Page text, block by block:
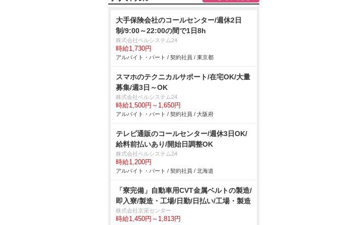
大手保険会社のコールセンター/週休2日
制/9:00～22:00の間で1日8h
株式会社ベルシステム24
時給1,730円
アルバイト・パート / 契約社員 / 東京都
スマホのテクニカルサポート/在宅OK/大量
募集/週3日～OK
株式会社ベルシステム24
時給1,500円～1,650円
アルバイト・パート / 契約社員 / 大阪府
テレビ通販のコールセンター/週休3日OK/
給料前払いあり/開始日調整OK
株式会社ベルシステム24
時給1,200円
アルバイト・パート / 契約社員 / 北海道
「寮完備」自動車用CVT金属ベルトの製造/
即入寮/製造・工場/日勤/日払い/工場・製造
株式会社京栄センター
時給1,450円～1,813円